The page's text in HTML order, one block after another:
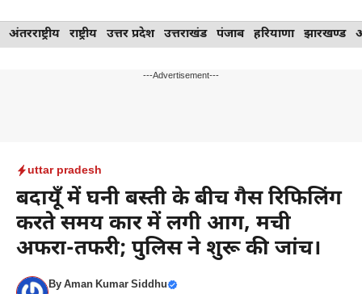
Skip
to
अंतरराष्ट्रीय राष्ट्रीय उत्तर प्रदेश उत्तराखंड पंजाब हरियाणा झारखण्ड
---Advertisement---
uttar pradesh
बदायूँ में घनी बस्ती के बीच गैस रिफिलिंग
करते समय कार में लगी आग, मची
अफरा-तफरी; पुलिस ने शुरू की जांच।
ByAman Kumar Siddhu